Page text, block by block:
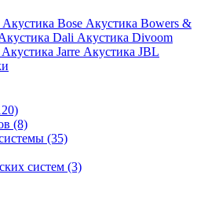
Акустика Bose Акустика Bowers &
Dali Акустика Divoom
Акустика Jarre Акустика JBL
(8)
(35)
систем (3)